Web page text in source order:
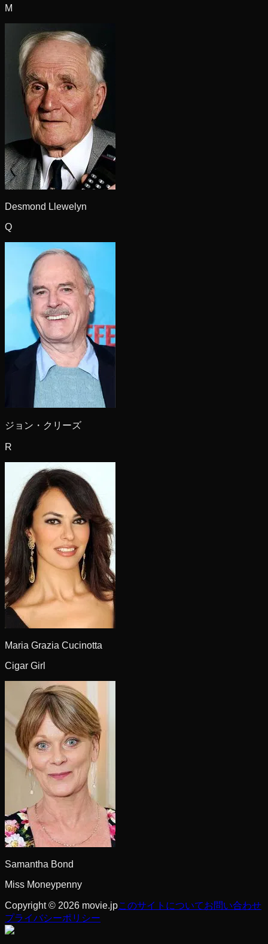
M
Desmond Llewelyn
Q
ジョン・クリーズ
R
Maria Grazia Cucinotta
Cigar Girl
Samantha Bond
Miss Moneypenny
Copyright © 2026 movie.jpこのサイトについてお問い合わせ
プライバシーポリシー